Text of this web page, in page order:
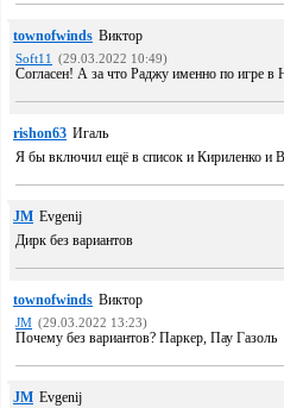
townofwinds Виктор
Soft11 (29.03.2022 10:49)
Согласен! А за что Раджу именно по игре
rishon63 Игаль
Я бы включил ещё в список и Кириленко и
JM Evgenij
Дирк без вариантов
townofwinds Виктор
JM (29.03.2022 13:23)
Почему без вариантов? Паркер, Пау Газоль
JM Evgenij